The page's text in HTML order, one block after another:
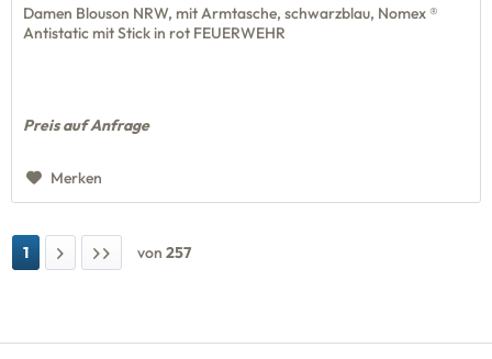
Damen Blouson NRW, mit Armtasche, schwarzblau, Nomex ®
Antistatic mit Stick in rot FEUERWEHR
Preis auf Anfrage
Merken
1 von 257